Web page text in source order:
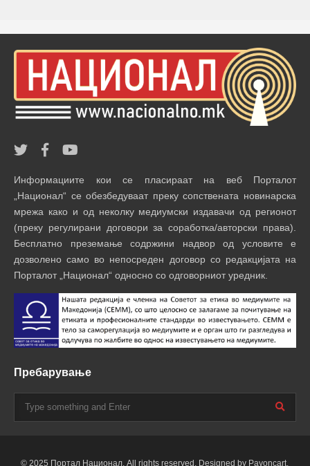
Информациите кои се пласираат на веб Порталот
„Национал“ се обезбедуваат преку сопствената новинарска
мрежа како и од неколку медиумски издавачи од регионот
(преку регулирани договори за соработка/авторски права).
Бесплатно преземање содржини надвор од условите е
дозволено само во непосреден договор со редакцијата на
Порталот „Национал“ односно со одговорниот уредник.
Пребарување
© 2025 Портал Национал. All rights reserved. Designed by Payoncart.